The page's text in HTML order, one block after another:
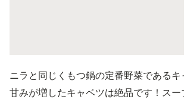
ニラと同じくもつ鍋の定番野菜である
甘みが増したキャベツは絶品です！ス